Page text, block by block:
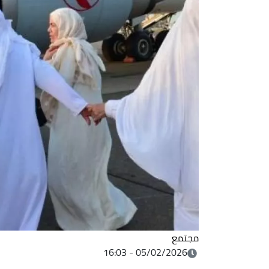
مجتمع
05/02/2026 - 16:03